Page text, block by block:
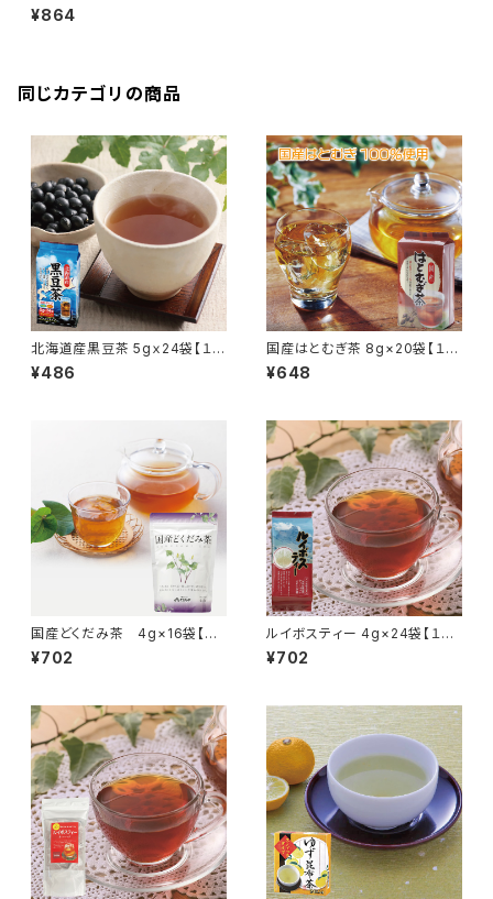
g×12袋【１パックで1L分】
¥864
同じカテゴリの商品
北海道産黒豆茶 5gｘ24袋【１パ
ックで800mL分】
¥486
国産はとむぎ茶 8g×20袋【１パ
ックで1.5L分】
¥648
国産どくだみ茶 4g×16袋【１
パックで1L分】
¥702
ルイボスティー 4g×24袋【１パ
ックで1.5L分】
¥702